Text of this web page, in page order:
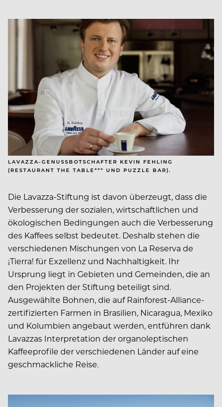
LAVAZZA-GENUSSBOTSCHAFTER KEVIN FEHLING
(RESTAURANT THE TABLE*** UND PUZZLE BAR).
Die Lavazza-Stiftung ist davon überzeugt, dass die
Verbesserung der sozialen, wirtschaftlichen und
ökologischen Bedingungen auch die Verbesserung
des Kaffees selbst bedeutet. Deshalb stehen die
verschiedenen Mischungen von La Reserva de
¡Tierra! für Exzellenz und Nachhaltigkeit. Ihr
Ursprung liegt in Gebieten und Gemeinden, die an
den Projekten der Stiftung beteiligt sind.
Ausgewählte Bohnen, die auf Rainforest-Alliance-
zertifizierten Farmen in Brasilien, Nicaragua, Mexiko
und Kolumbien angebaut werden, entführen dank
Lavazzas Interpretation der organoleptischen
Kaffeeprofile der verschiedenen Länder auf eine
geschmackliche Reise.